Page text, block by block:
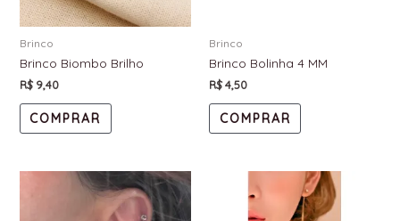
Brinco
Brinco Biombo Brilho
R$9,40
COMPRAR
Brinco
Brinco Bolinha 4 MM
R$4,50
COMPRAR